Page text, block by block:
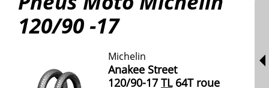
120/90 -17
Michelin
Anakee Street
120/90-17 TL64T roue